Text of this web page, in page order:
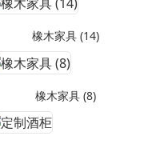
橡木家具 (14)
橡木家具 (8)